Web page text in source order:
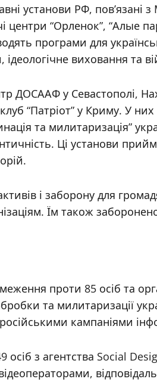
установи РФ, пов’язані з
центри “Орленок”, “Алые
програми для
виховання та
ДОСААФ у Севастополі,
“Патріот” у Криму. У них
та милитаризація”
Ці установи
і заборону для
Їм також
проти 85 осіб та
та милитаризації
кампаніями
з агентства Social